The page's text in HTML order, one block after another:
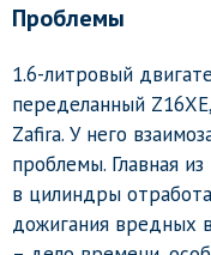
Проблемы
1.6-литровый
переделанный
Zafira. У него
проблемы. Главная
в цилиндры
дожигания вредных